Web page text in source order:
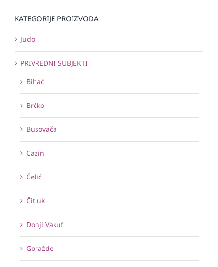
KATEGORIJE PROIZVODA
Judo
PRIVREDNI SUBJEKTI
Bihać
Brčko
Busovača
Cazin
Čelić
Čitluk
Donji Vakuf
Goražde